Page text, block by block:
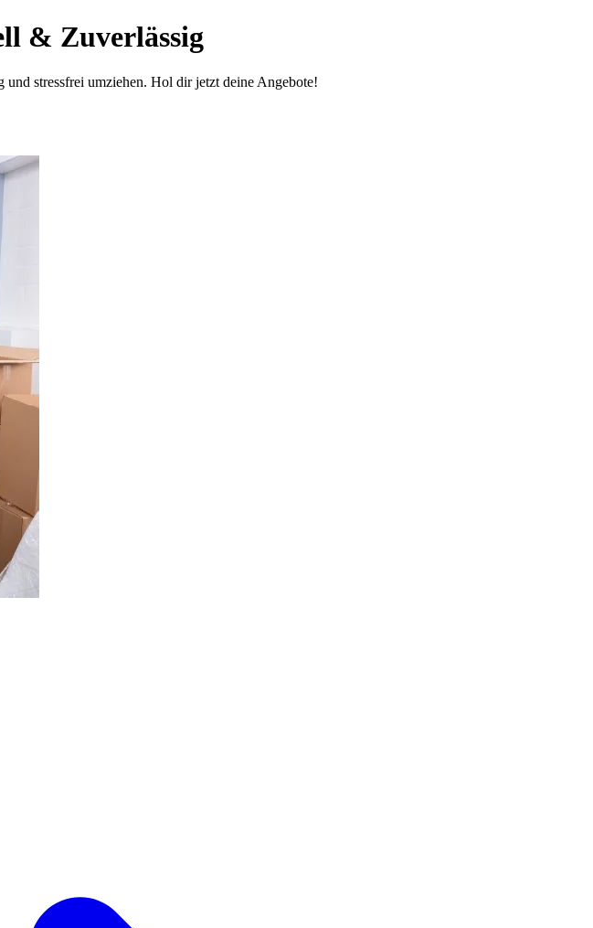
& Zuverlässig‎
stressfrei umziehen. Hol dir jetzt deine Angebote!